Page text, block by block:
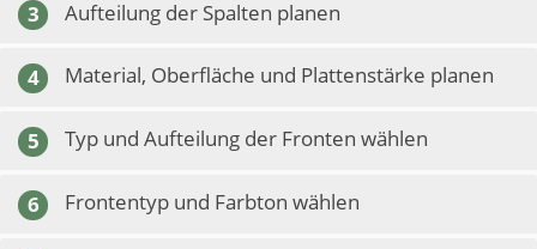
3 Aufteilung der Spalten planen
4 Material, Oberfläche und Plattenstärke planen
5 Typ und Aufteilung der Fronten wählen
6 Frontentyp und Farbton wählen